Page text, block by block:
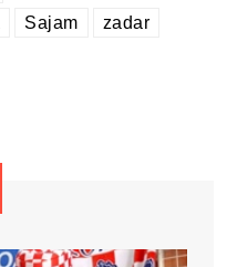
Sajam
zadar